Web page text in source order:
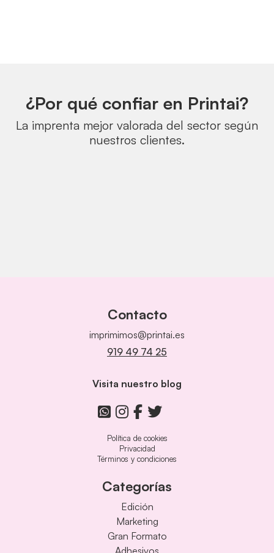
¿Por qué confiar en Printai?
La imprenta mejor valorada del sector según
nuestros clientes.
Contacto
imprimimos@printai.es
919 49 74 25
Visita nuestro blog
Política de cookies
Privacidad
Términos y condiciones
Categorías
Edición
Marketing
Gran Formato